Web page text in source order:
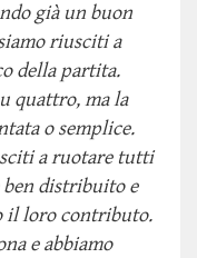
già un buon
riusciti a
della partita.
quattro, ma la
o semplice.
a ruotare tutti
distribuito e
il loro contributo.
e abbiamo